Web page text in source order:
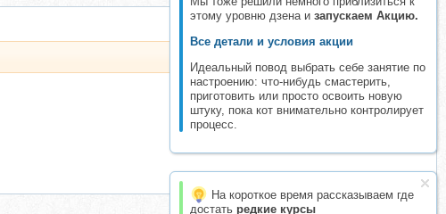
этому уровню дзена и запускаем Акцию.
Все детали и условия акции
Идеальный повод выбрать себе занятие по
настроению: что-нибудь смастерить,
приготовить или просто освоить новую
штуку, пока кот внимательно контролирует
процесс.
На короткое время рассказываем где
достать редкие курсы